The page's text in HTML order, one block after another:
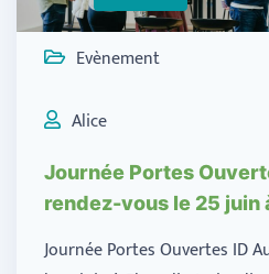
Evènement
Alice
Journée Portes
rendez-vous le 25 juin
Journée Portes Ouvertes ID